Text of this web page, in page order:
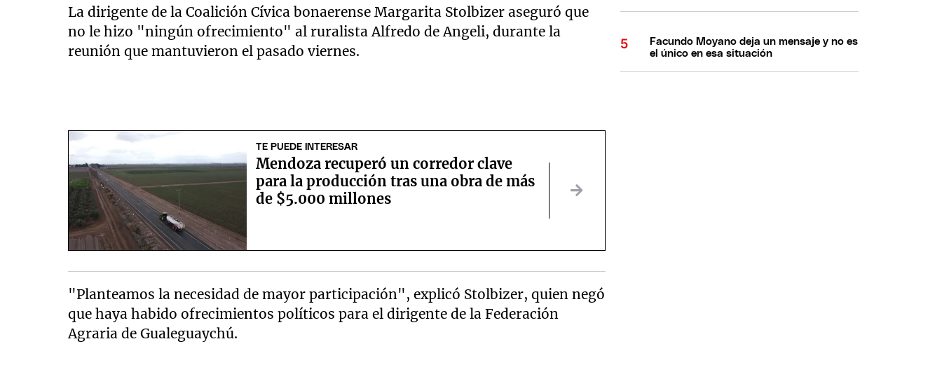
La dirigente de la Coalición Cívica bonaerense Margarita Stolbizer aseguró que
no le hizo "ningún ofrecimiento" al ruralista Alfredo de Angeli, durante la
reunión que mantuvieron el pasado viernes.
TE PUEDE INTERESAR
Mendoza recuperó un corredor clave
para la producción tras una obra de más
de $5.000 millones
"Planteamos la necesidad de mayor participación", explicó Stolbizer, quien negó
que haya habido ofrecimientos políticos para el dirigente de la Federación
Agraria de Gualeguaychú.
Facundo Moyano deja un mensaje y no es
el único en esa situación